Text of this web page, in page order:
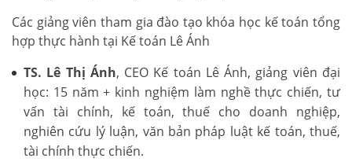
Các giảng viên tham gia đào tạo khóa học kế toán tổng
hợp thực hành tại Kế toán Lê Ánh
TS. Lê Thị Ánh, CEO Kế toán Lê Ánh, giảng viên đại
học: 15 năm + kinh nghiệm làm nghề thực chiến, tư
vấn tài chính, kế toán, thuế cho doanh nghiệp,
nghiên cứu lý luận, văn bản pháp luật kế toán, thuế,
tài chính thực chiến.